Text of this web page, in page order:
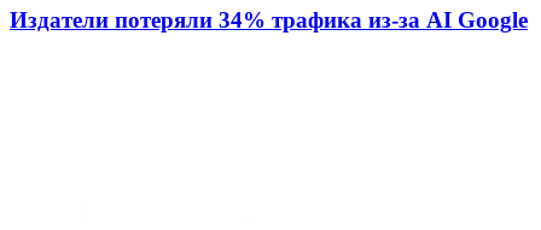
Издатели потеряли 34% трафика из-за AI Google